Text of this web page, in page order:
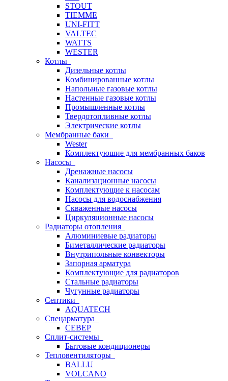
STOUT
TIEMME
UNI-FITT
VALTEC
WATTS
WESTER
Котлы
Дизельные котлы
Комбинированные котлы
Напольные газовые котлы
Настенные газовые котлы
Промышленные котлы
Твердотопливные котлы
Электрические котлы
Мембранные баки
Wester
Комплектуюшие для мембранных баков
Насосы
Дренажные насосы
Канализационные насосы
Комплектующие к насосам
Насосы для водоснабжения
Скваженные насосы
Циркуляционные насосы
Радиаторы отопления
Алюминиевые радиаторы
Биметаллические радиаторы
Внутрипольные конвекторы
Запорная арматура
Комплектующие для радиаторов
Стальные радиаторы
Чугунные радиаторы
Септики
AQUATECH
Спецарматура
СЕВЕР
Сплит-системы
Бытовые кондиционеры
Тепловентиляторы
BALLU
VOLCANO